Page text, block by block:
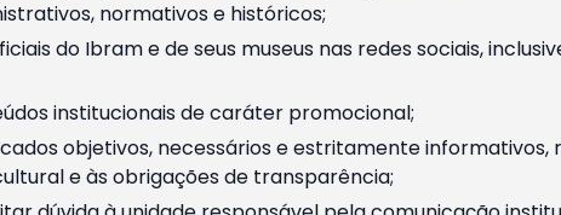
normativos e históricos;
do Ibram e de seus museus nas redes sociais,
institucionais de caráter promocional;
objetivos, necessários e estritamente
e às obrigações de transparência;